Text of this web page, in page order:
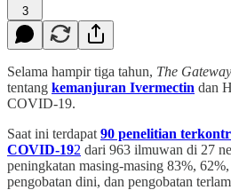
3
Selama hampir tiga tahun, The
tentang kemanjuran Ivermectin dan
COVID-19.
Saat ini terdapat 90 penelitian
COVID-192 dari 963 ilmuwan di 27
peningkatan masing-masing 83%,
pengobatan dini, dan pengobatan